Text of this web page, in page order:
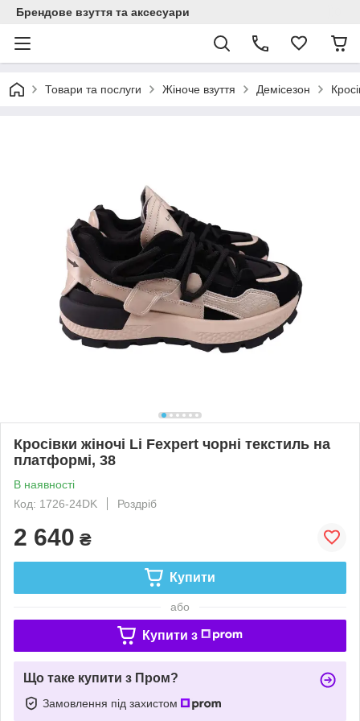
Брендове взуття та аксесуари
Товари та послуги Жіноче взуття Демісезон
Кросівки жіночі Li Fexpert чорні текстиль на
платформі, 38
В наявності
Код: 1726-24DK
Роздріб
2 640 ₴
Купити
або
Купити з
Що таке купити з Пром?
Замовлення під захистом